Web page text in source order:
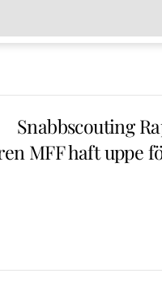
Snabbscouting
MFF haft uppe